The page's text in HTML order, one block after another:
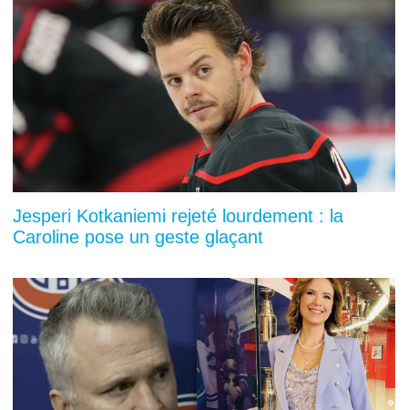
Jesperi Kotkaniemi rejeté lourdement : la
Caroline pose un geste glaçant